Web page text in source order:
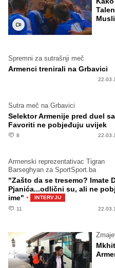
Spremni za sutrašnji meč
Armenci trenirali na Grbavici
Sutra meč na Grbavici
Selektor Armenije pred duel
Favoriti ne pobjeđuju uvijek
8
Armenski reprezentativac Tigran
Barseghyan za SportSport.ba
"Zašto da se tresemo? Imate
Pjanića...odlični su, ali ne
ime" ·
INTERVJU
11